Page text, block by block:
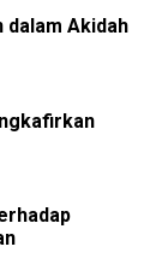
dalam Akidah